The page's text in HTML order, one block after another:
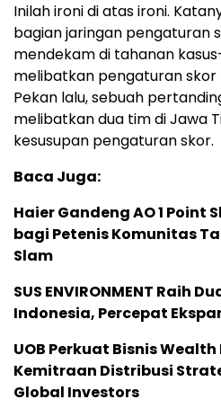
Inilah ironi di atas ironi.
bagian jaringan pengaturan
mendekam di tahanan
melibatkan pengaturan skor
Pekan lalu, sebuah
melibatkan dua tim di Jawa
kesusupan pengaturan skor.
Baca Juga:
Haier Gandeng AO 1 Point
bagi Petenis Komunitas
Slam
SUS ENVIRONMENT Raih
Indonesia, Percepat
UOB Perkuat Bisnis
Kemitraan Distribusi
Global Investors